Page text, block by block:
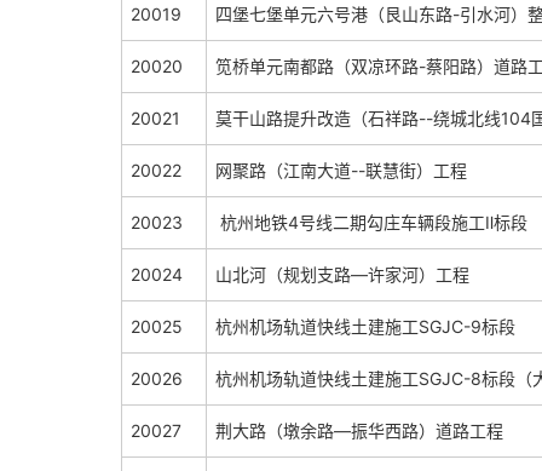
20019 四堡七堡单元六号港（艮山东路-引水河）
20020 笕桥单元南都路（双凉环路-蔡阳路）道路
20021 莫干山路提升改造（石祥路--绕城北线104
20022 网聚路（江南大道--联慧街）工程
20023 杭州地铁4号线二期勾庄车辆段施工Ⅱ标段
20024 山北河（规划支路—许家河）工程
20025 杭州机场轨道快线土建施工SGJC-9标段
20026 杭州机场轨道快线土建施工SGJC-8标段（
20027 荆大路（墩余路—振华西路）道路工程